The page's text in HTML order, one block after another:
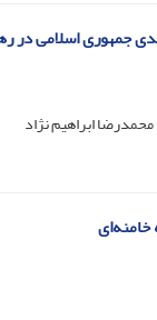
جمهوری اسلامی
ابراهیم نژاد